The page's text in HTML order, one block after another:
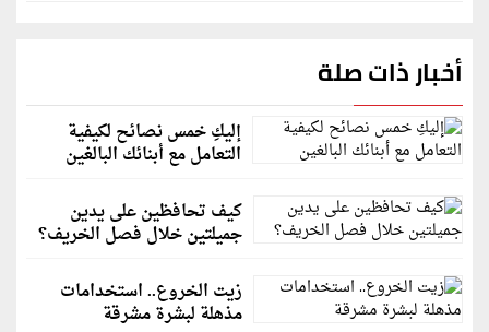
أخبار ذات صلة
إليكِ خمس نصائح لكيفية
التعامل مع أبنائك البالغين
كيف تحافظين على يدين
جميلتين خلال فصل الخريف؟
زيت الخروع.. استخدامات
مذهلة لبشرة مشرقة